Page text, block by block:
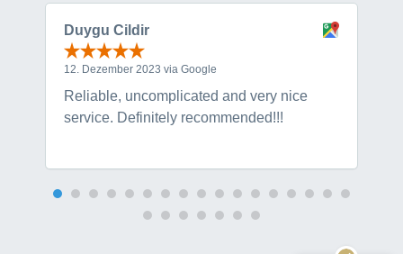
Duygu Cildir
12. Dezember 2023 via Google
Reliable, uncomplicated and very nice
service. Definitely recommended!!!
Kundenbewertungen und Erfahrungen zu
100%
4,95 / 5,00